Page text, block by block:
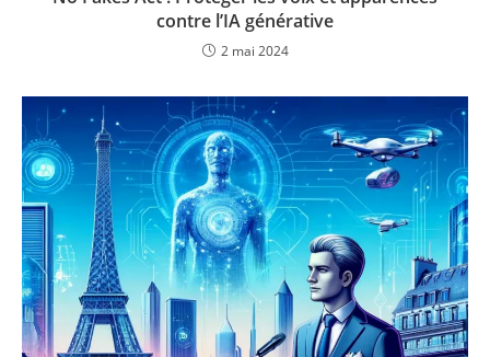
contre l’IA générative
2 mai 2024